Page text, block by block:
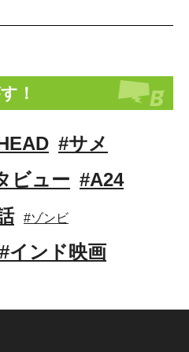
！
#サメ
ビュー #A24
#ゾンビ
#インド映画